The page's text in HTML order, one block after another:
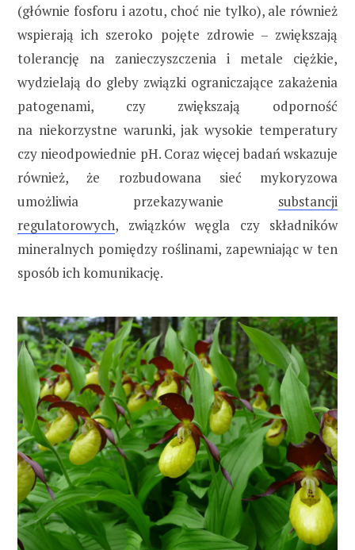
(głównie fosforu i azotu, choć nie tylko), ale również
wspierają ich szeroko pojęte zdrowie – zwiększają
tolerancję na zanieczyszczenia i metale ciężkie,
wydzielają do gleby związki ograniczające zakażenia
patogenami, czy zwiększają odporność
na niekorzystne warunki, jak wysokie temperatury
czy nieodpowiednie pH. Coraz więcej badań wskazuje
również, że rozbudowana sieć mykoryzowa
umożliwia przekazywanie substancji
regulatorowych, związków węgla czy składników
mineralnych pomiędzy roślinami, zapewniając w ten
sposób ich komunikację.